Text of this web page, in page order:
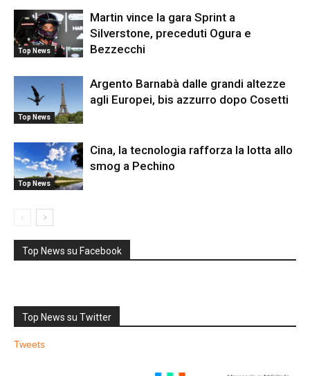
Top News
Martin vince la gara Sprint a
Silverstone, preceduti Ogura e
Bezzecchi
Top News
Argento Barnabà dalle grandi altezze
agli Europei, bis azzurro dopo Cosetti
Top News
Cina, la tecnologia rafforza la lotta allo
smog a Pechino
Top News su Facebook
Top News su Twitter
Tweets